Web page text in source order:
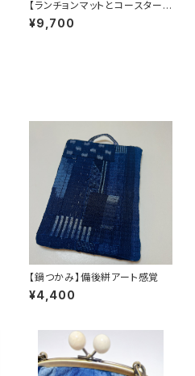
【ランチョンマットとコースターセ
ット】備後絣の贈り物
¥9,700
【鍋つかみ】備後絣アート感覚
¥4,400